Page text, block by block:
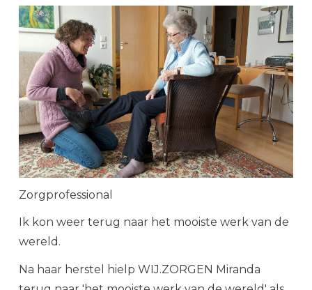
Zorgprofessional
Ik kon weer terug naar het mooiste werk van de
wereld.
Na haar herstel hielp WIJ.ZORGEN Miranda